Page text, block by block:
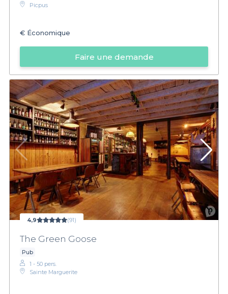
Picpus
€ Économique
Faire une demande
4,9 (91)
The Green Goose
Pub
1 - 50 pers.
Sainte Marguerite